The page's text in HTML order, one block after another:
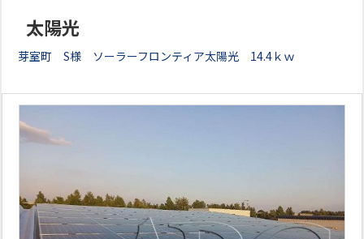
太陽光
芽室町 S様 ソーラーフロンティア太陽光 14.4ｋｗ